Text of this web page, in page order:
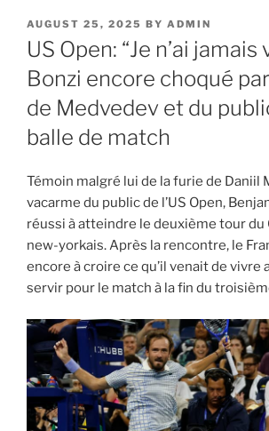
POSTED
ON
AUGUST 25, 2025 BY ADMIN
US Open: “Je n’ai jamais
Bonzi encore choqué
de Medvedev et du
balle de match
Témoin malgré lui de la furie de Daniil
vacarme du public de l’US Open,
réussi à atteindre le deuxième tour du
new-yorkais. Après la rencontre, le
encore à croire ce qu’il venait de vivre
servir pour le match à la fin du